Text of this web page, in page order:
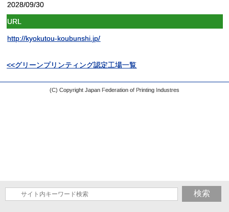
2028/09/30
URL
http://kyokutou-koubunshi.jp/
<<グリーンプリンティング認定工場一覧
(C) Copyright Japan Federation of Printing Industres